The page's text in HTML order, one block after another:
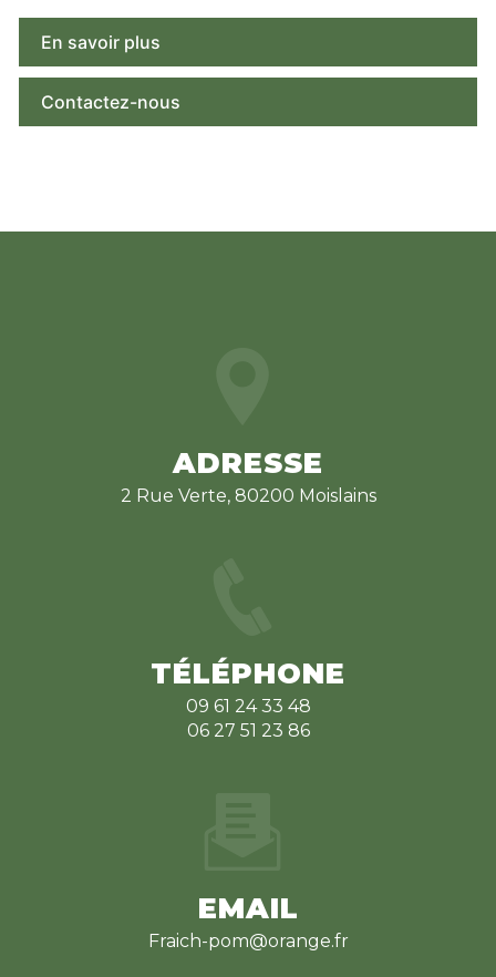
En savoir plus
Contactez-nous
ADRESSE
2 Rue Verte, 80200 Moislains
TÉLÉPHONE
09 61 24 33 48
06 27 51 23 86
EMAIL
fraich-pom@orange.fr